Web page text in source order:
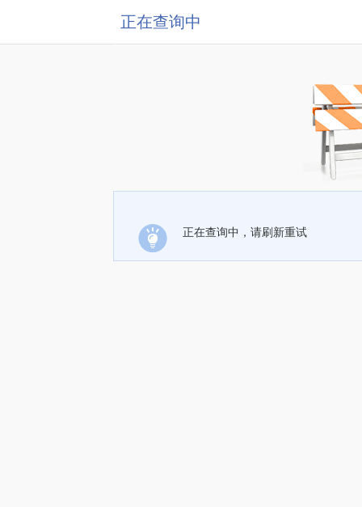
正在查询中
正在查询中，请刷新重试